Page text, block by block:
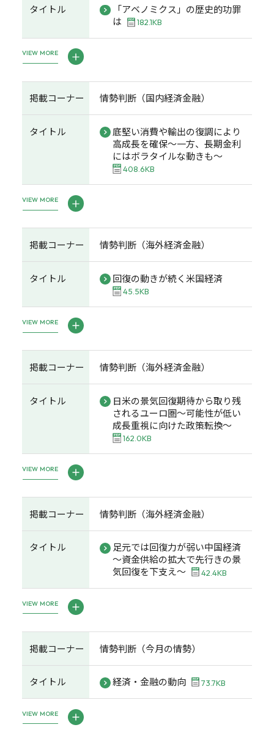
タイトル
「アベノミクス」の歴史的功罪
は
182.1KB
VIEW MORE
掲載コーナー 情勢判断（国内経済金融）
タイトル
底堅い消費や輸出の復調により
高成長を確保～一方、長期金利
にはボラタイルな動きも～
408.6KB
VIEW MORE
掲載コーナー 情勢判断（海外経済金融）
タイトル 回復の動きが続く米国経済
45.5KB
VIEW MORE
掲載コーナー 情勢判断（海外経済金融）
タイトル
日米の景気回復期待から取り残
されるユーロ圏～可能性が低い
成長重視に向けた政策転換～
162.0KB
VIEW MORE
掲載コーナー 情勢判断（海外経済金融）
タイトル
足元では回復力が弱い中国経済
～資金供給の拡大で先行きの景
気回復を下支え～
42.4KB
VIEW MORE
掲載コーナー 情勢判断（今月の情勢）
タイトル 経済・金融の動向 73.7KB
VIEW MORE